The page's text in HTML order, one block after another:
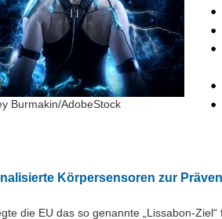
Burmakin/AdobeStock
Körpersensoren zur
die EU das so genannte „Lissabon-